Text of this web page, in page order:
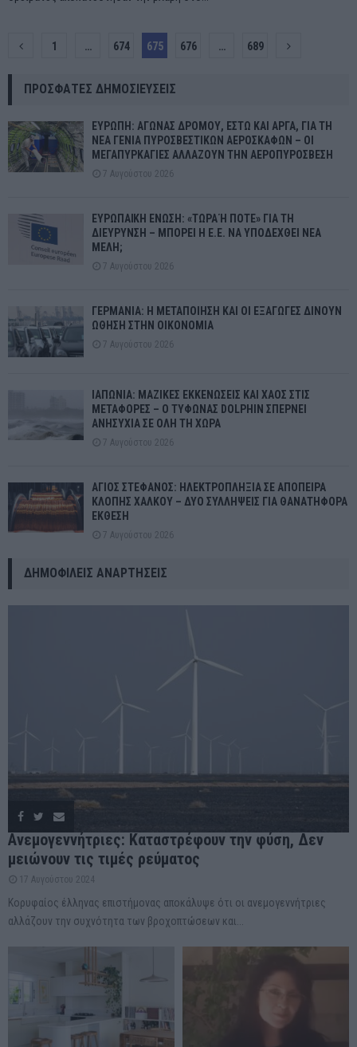
Σελιδοποίηση
άρθρων
1 … 674 675 676 … 689
ΠΡΌΣΦΑΤΕΣ ΔΗΜΟΣΙΕΎΣΕΙΣ
ΕΥΡΩΠΗ: ΑΓΩΝΑΣ ΔΡΟΜΟΥ, ΕΣΤΩ ΚΑΙ ΑΡΓΑ, ΓΙΑ ΤΗ
ΝΕΑ ΓΕΝΙΑ ΠΥΡΟΣΒΕΣΤΙΚΩΝ ΑΕΡΟΣΚΑΦΩΝ – ΟΙ
ΜΕΓΑΠΥΡΚΑΓΙΕΣ ΑΛΛΑΖΟΥΝ ΤΗΝ ΑΕΡΟΠΥΡΟΣΒΕΣΗ
7 Αυγούστου 2026
ΕΥΡΩΠΑΪΚΗ ΕΝΩΣΗ: «ΤΩΡΑ Ή ΠΟΤΕ» ΓΙΑ ΤΗ
ΔΙΕΥΡΥΝΣΗ – ΜΠΟΡΕΙ Η Ε.Ε. ΝΑ ΥΠΟΔΕΧΘΕΙ ΝΕΑ
ΜΕΛΗ;
7 Αυγούστου 2026
ΓΕΡΜΑΝΙΑ: Η ΜΕΤΑΠΟΙΗΣΗ ΚΑΙ ΟΙ ΕΞΑΓΩΓΕΣ ΔΙΝΟΥΝ
ΩΘΗΣΗ ΣΤΗΝ ΟΙΚΟΝΟΜΙΑ
7 Αυγούστου 2026
ΙΑΠΩΝΙΑ: ΜΑΖΙΚΕΣ ΕΚΚΕΝΩΣΕΙΣ ΚΑΙ ΧΑΟΣ ΣΤΙΣ
ΜΕΤΑΦΟΡΕΣ – Ο ΤΥΦΩΝΑΣ DOLPHIN ΣΠΕΡΝΕΙ
ΑΝΗΣΥΧΙΑ ΣΕ ΟΛΗ ΤΗ ΧΩΡΑ
7 Αυγούστου 2026
ΑΓΙΟΣ ΣΤΕΦΑΝΟΣ: ΗΛΕΚΤΡΟΠΛΗΞΙΑ ΣΕ ΑΠΟΠΕΙΡΑ
ΚΛΟΠΗΣ ΧΑΛΚΟΥ – ΔΥΟ ΣΥΛΛΗΨΕΙΣ ΓΙΑ ΘΑΝΑΤΗΦΟΡΑ
ΕΚΘΕΣΗ
7 Αυγούστου 2026
ΔΗΜΟΦΙΛΕΊΣ ΑΝΑΡΤΉΣΕΙΣ
Ανεμογεννήτριες: Καταστρέφουν την φύση, Δεν
μειώνουν τις τιμές ρεύματος
17 Αυγούστου 2024
Κορυφαίος έλληνας επιστήμονας αποκάλυψε ότι οι ανεμογεννήτριες
αλλάζουν την συχνότητα των βροχοπτώσεων και...